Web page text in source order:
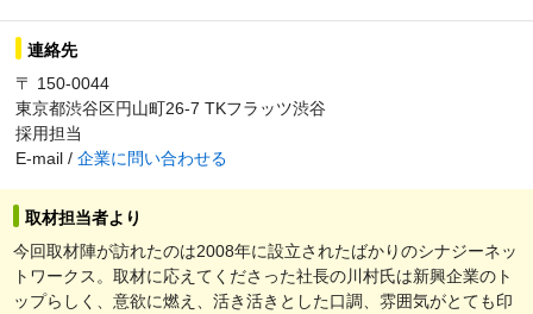
連絡先
〒 150-0044
東京都渋谷区円山町26-7 TKフラッツ渋谷
採用担当
E-mail / 企業に問い合わせる
取材担当者より
今回取材陣が訪れたのは2008年に設立されたばかりのシナジーネッ
トワークス。取材に応えてくださった社長の川村氏は新興企業のト
ップらしく、意欲に燃え、活き活きとした口調、雰囲気がとても印